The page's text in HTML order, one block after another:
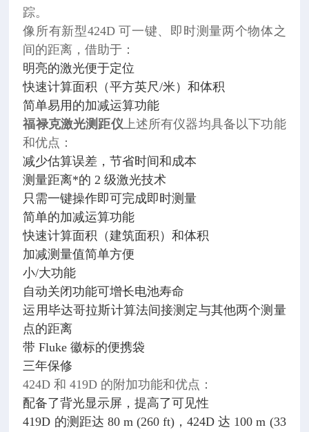
踪。
像所有新型424D 可一键、即时测量两个物体之
间的距离，借助于：
明亮的激光便于定位
快速计算面积（平方英尺/米）和体积
简单易用的加减运算功能
福禄克激光测距仪上述所有仪器均具备以下功能
和优点：
减少估算误差，节省时间和成本
测量距离*的 2 级激光技术
只需一键操作即可完成即时测量
简单的加减运算功能
快速计算面积（建筑面积）和体积
加减测量值简单方便
小/大功能
自动关闭功能可增长电池寿命
运用毕达哥拉斯计算法间接测定与其他两个测量
点的距离
带 Fluke 徽标的便携袋
三年保修
424D 和 419D 的附加功能和优点：
配备了背光显示屏，提高了可见性
419D 的测距达 80 m (260 ft)，424D 达 100 m (33